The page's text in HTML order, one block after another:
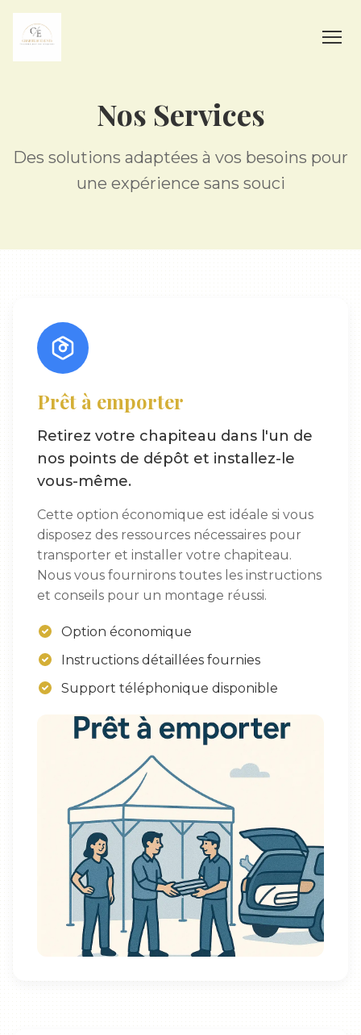
Nos Services
Des solutions adaptées à vos besoins pour
une expérience sans souci
Prêt à emporter
Retirez votre chapiteau dans l'un de
nos points de dépôt et installez-le
vous-même.
Cette option économique est idéale si vous
disposez des ressources nécessaires pour
transporter et installer votre chapiteau.
Nous vous fournirons toutes les instructions
et conseils pour un montage réussi.
Option économique
Instructions détaillées fournies
Support téléphonique disponible